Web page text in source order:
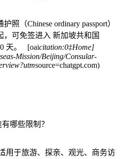
照（Chinese ordinary passport）
，可免签进入 新加坡共和国
天。 [oaicitation:0‡Home]
Mission/Beijing/Consular-
source=chatgpt.com)
哪些限制？
用于旅游、探亲、观光、商务访